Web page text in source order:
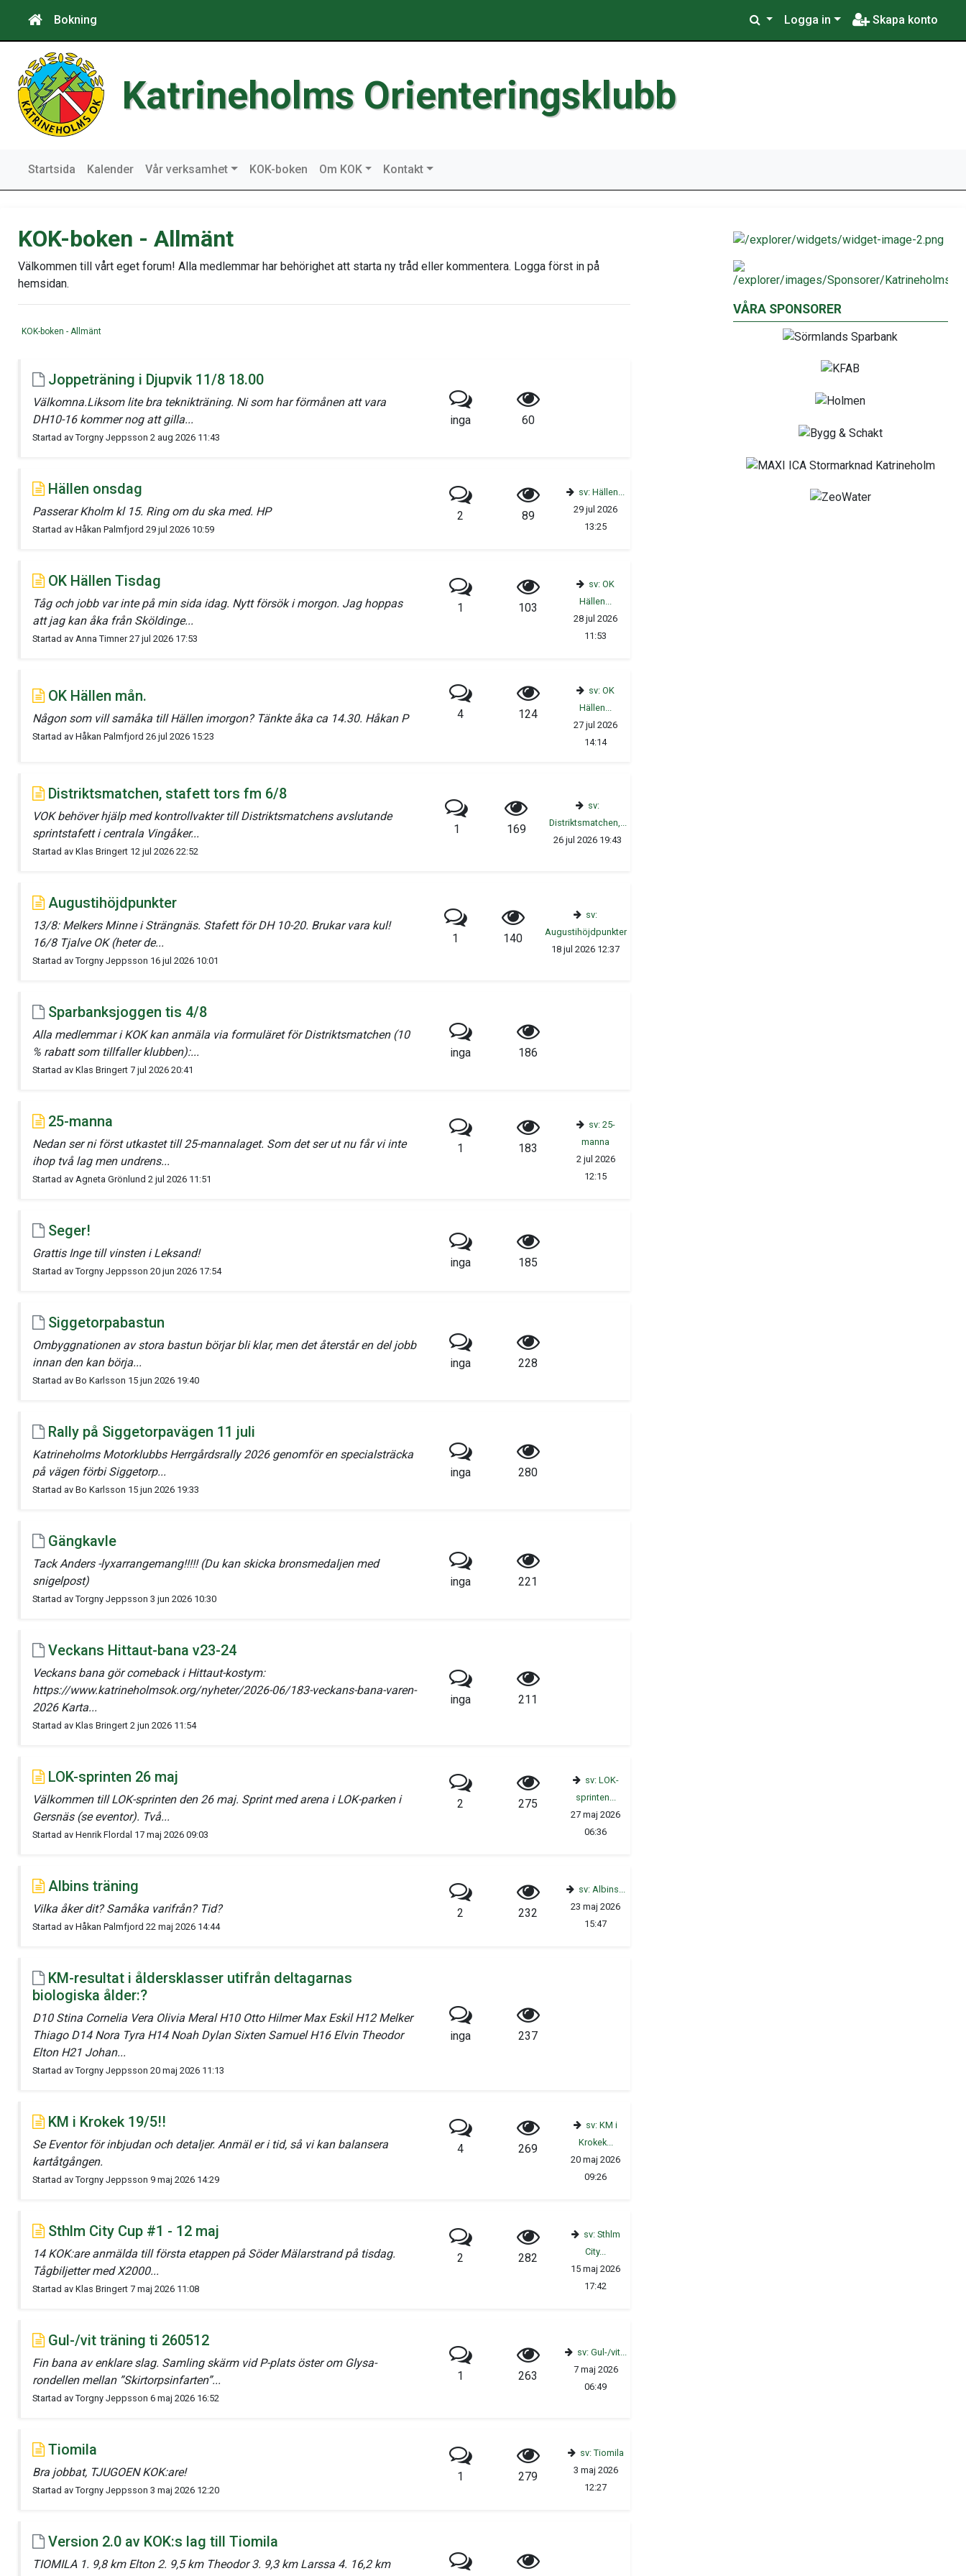
Bokning Logga in Skapa konto
Katrineholms Orienteringsklubb
Startsida Kalender Vår verksamhet KOK-boken Om KOK Kontakt
KOK-boken - Allmänt
Välkommen till vårt eget forum! Alla medlemmar har behörighet att starta ny tråd eller kommentera. Logga först in på
hemsidan.
KOK-boken - Allmänt
Joppeträning i Djupvik 11/8 18.00
Välkomna.Liksom lite bra teknikträning. Ni som har förmånen att vara
DH10-16 kommer nog att gilla...
Startad av Torgny Jeppsson 2 aug 2026 11:43
inga 60
Hällen onsdag
Passerar Kholm kl 15. Ring om du ska med. HP
Startad av Håkan Palmfjord 29 jul 2026 10:59
2 89
sv: Hällen...
29 jul 2026
13:25
OK Hällen Tisdag
Tåg och jobb var inte på min sida idag. Nytt försök i morgon. Jag hoppas
att jag kan åka från Sköldinge...
Startad av Anna Timner 27 jul 2026 17:53
1 103
sv: OK
Hällen...
28 jul 2026
11:53
OK Hällen mån.
Någon som vill samåka till Hällen imorgon? Tänkte åka ca 14.30. Håkan P
Startad av Håkan Palmfjord 26 jul 2026 15:23
4 124
sv: OK
Hällen...
27 jul 2026
14:14
Distriktsmatchen, stafett tors fm 6/8
VOK behöver hjälp med kontrollvakter till Distriktsmatchens avslutande
sprintstafett i centrala Vingåker...
Startad av Klas Bringert 12 jul 2026 22:52
1 169
sv:
Distriktsmatchen,...
26 jul 2026 19:43
Augustihöjdpunkter
13/8: Melkers Minne i Strängnäs. Stafett för DH 10-20. Brukar vara kul!
16/8 Tjalve OK (heter de...
Startad av Torgny Jeppsson 16 jul 2026 10:01
1 140
sv:
Augustihöjdpunkter
18 jul 2026 12:37
Sparbanksjoggen tis 4/8
Alla medlemmar i KOK kan anmäla via formuläret för Distriktsmatchen (10
% rabatt som tillfaller klubben):...
Startad av Klas Bringert 7 jul 2026 20:41
inga 186
25-manna
Nedan ser ni först utkastet till 25-mannalaget. Som det ser ut nu får vi inte
ihop två lag men undrens...
Startad av Agneta Grönlund 2 jul 2026 11:51
1 183
sv: 25-
manna
2 jul 2026
12:15
Seger!
Grattis Inge till vinsten i Leksand!
Startad av Torgny Jeppsson 20 jun 2026 17:54
inga 185
Siggetorpabastun
Ombyggnationen av stora bastun börjar bli klar, men det återstår en del jobb
innan den kan börja...
Startad av Bo Karlsson 15 jun 2026 19:40
inga 228
Rally på Siggetorpavägen 11 juli
Katrineholms Motorklubbs Herrgårdsrally 2026 genomför en specialsträcka
på vägen förbi Siggetorp...
Startad av Bo Karlsson 15 jun 2026 19:33
inga 280
Gängkavle
Tack Anders -lyxarrangemang!!!!! (Du kan skicka bronsmedaljen med
snigelpost)
Startad av Torgny Jeppsson 3 jun 2026 10:30
inga 221
Veckans Hittaut-bana v23-24
Veckans bana gör comeback i Hittaut-kostym:
https://www.katrineholmsok.org/nyheter/2026-06/183-veckans-bana-varen-
2026 Karta...
Startad av Klas Bringert 2 jun 2026 11:54
inga 211
LOK-sprinten 26 maj
Välkommen till LOK-sprinten den 26 maj. Sprint med arena i LOK-parken i
Gersnäs (se eventor). Två...
Startad av Henrik Flordal 17 maj 2026 09:03
2 275
sv: LOK-
sprinten...
27 maj 2026
06:36
Albins träning
Vilka åker dit? Samåka varifrån? Tid?
Startad av Håkan Palmfjord 22 maj 2026 14:44
2 232
sv: Albins...
23 maj 2026
15:47
KM-resultat i åldersklasser utifrån deltagarnas
biologiska ålder:?
D10 Stina Cornelia Vera Olivia Meral H10 Otto Hilmer Max Eskil H12 Melker
Thiago D14 Nora Tyra H14 Noah Dylan Sixten Samuel H16 Elvin Theodor
Elton H21 Johan...
Startad av Torgny Jeppsson 20 maj 2026 11:13
inga 237
KM i Krokek 19/5!!
Se Eventor för inbjudan och detaljer. Anmäl er i tid, så vi kan balansera
kartåtgången.
Startad av Torgny Jeppsson 9 maj 2026 14:29
4 269
sv: KM i
Krokek...
20 maj 2026
09:26
Sthlm City Cup #1 - 12 maj
14 KOK:are anmälda till första etappen på Söder Mälarstrand på tisdag.
Tågbiljetter med X2000...
Startad av Klas Bringert 7 maj 2026 11:08
2 282
sv: Sthlm
City...
15 maj 2026
17:42
Gul-/vit träning ti 260512
Fin bana av enklare slag. Samling skärm vid P-plats öster om Glysa-
rondellen mellan ”Skirtorpsinfarten”...
Startad av Torgny Jeppsson 6 maj 2026 16:52
1 263
sv: Gul-/vit...
7 maj 2026
06:49
Tiomila
Bra jobbat, TJUGOEN KOK:are!
Startad av Torgny Jeppsson 3 maj 2026 12:20
1 279
sv: Tiomila
3 maj 2026
12:27
Version 2.0 av KOK:s lag till Tiomila
TIOMILA 1. 9,8 km Elton 2. 9,5 km Theodor 3. 9,3 km Larssa 4. 16,2 km
VÅRA SPONSORER